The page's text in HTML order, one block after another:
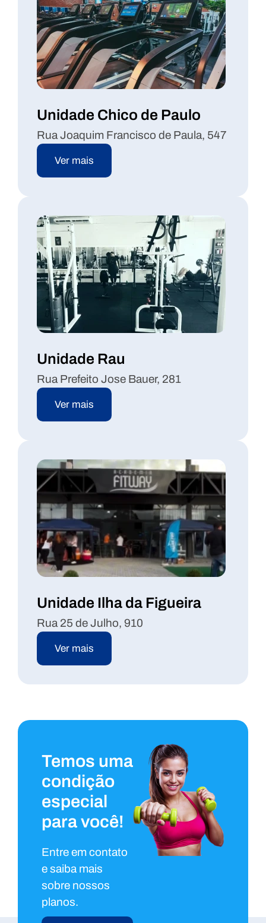
Unidade Chico de Paulo
Rua Joaquim Francisco de Paula, 547
Ver mais
Unidade Rau
Rua Prefeito Jose Bauer, 281
Ver mais
Unidade Ilha da Figueira
Rua 25 de Julho, 910
Ver mais
Temos uma
condição
especial
para você!
Entre em contato
e saiba mais
sobre nossos
planos.